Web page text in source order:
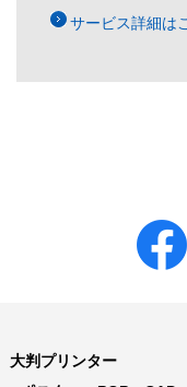
サービス詳細は
大判プリンター